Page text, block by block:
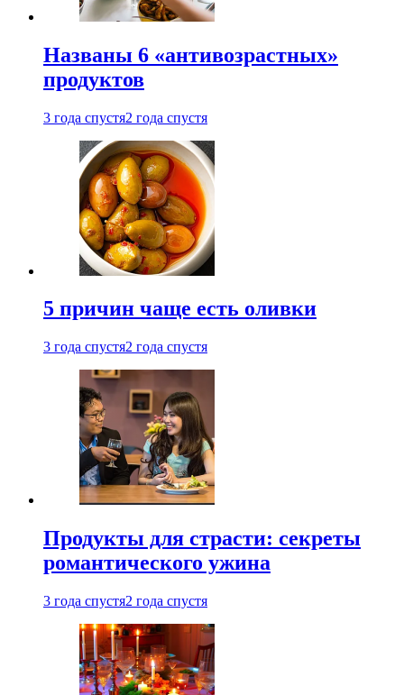
Названы 6 «антивозрастных»
продуктов
3 года спустя2 года спустя
5 причин чаще есть оливки
3 года спустя2 года спустя
Продукты для страсти: секреты
романтического ужина
3 года спустя2 года спустя